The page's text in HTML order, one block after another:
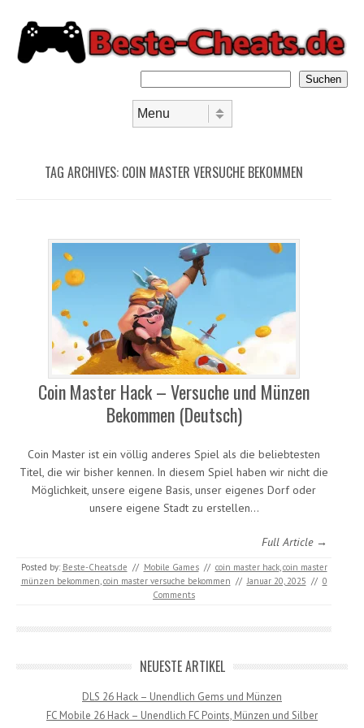
Suchen
TAG ARCHIVES: COIN MASTER VERSUCHE BEKOMMEN
Coin Master Hack – Versuche und Münzen
Bekommen (Deutsch)
Coin Master ist ein völlig anderes Spiel als die beliebtesten
Titel, die wir bisher kennen. In diesem Spiel haben wir nicht die
Möglichkeit, unsere eigene Basis, unser eigenes Dorf oder
unsere eigene Stadt zu erstellen…
Full Article →
Posted by: Beste-Cheats.de // Mobile Games // coin master hack, coin master
münzen bekommen coin master versuche bekommen // Januar 20, 2025 // 0
Comments
NEUESTE ARTIKEL
DLS 26 Hack – Unendlich Gems und Münzen
FC Mobile 26 Hack – Unendlich FC Points, Münzen und Silber